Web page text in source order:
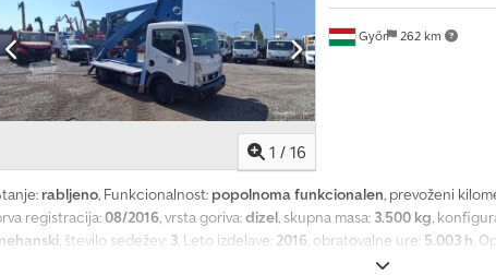
1 / 16
Győr 262 km
rabljeno, Funkcionalnost: popolnoma funkcionalen, prevoženi
registracija:08/2016, vrsta goriva:dizel, skupna masa: 3.500 kg,
, število sedežev: 3, Leto izdelave: 2016, obratovalne ure: 5.003 h,
Socage DA324 – 24 m, 225 kg Višina delovne platforme: 24 m Prevožena